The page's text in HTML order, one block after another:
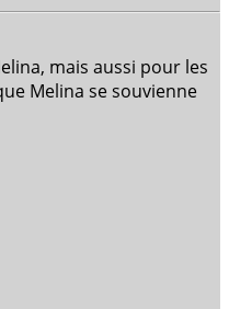
mais aussi pour les
Melina se souvienne